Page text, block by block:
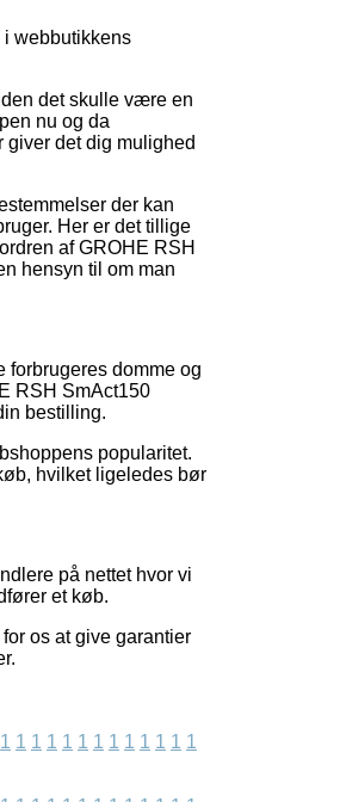
i webbutikkens
det skulle være en
nu og da
giver det dig mulighed
der kan
Her er det tillige
af GROHE RSH
hensyn til om man
domme og
RSH SmAct150
bestilling.
popularitet.
hvilket ligeledes bør
på nettet hvor vi
et køb.
os at give garantier
1 1 1 1 1 1 1 1 1 1 1 1 1